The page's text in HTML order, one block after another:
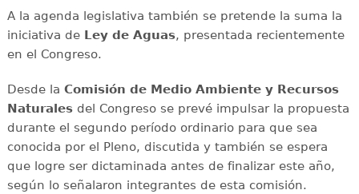
A la agenda legislativa también se pretende la suma la
iniciativa de Ley de Aguas, presentada recientemente
en el Congreso.
Desde la Comisión de Medio Ambiente y Recursos
Naturalesdel Congreso se prevé impulsar la propuesta
durante el segundo período ordinario para que sea
conocida por el Pleno, discutida y también se espera
que logre ser dictaminada antes de finalizar este año,
según lo señalaron integrantes de esta comisión.